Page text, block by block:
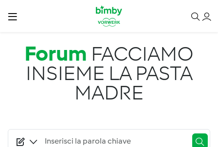
Salta al contenuto principale
Forum FACCIAMO
INSIEME LA PASTA
MADRE